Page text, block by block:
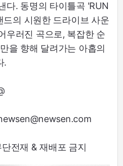
다. 동명의 타이틀곡 'RUN
드의 시원한 드라이브 사운
우러진 곡으로, 복잡한 순
을 향해 달려가는 아홉의
.
전재 & 재배포 금지